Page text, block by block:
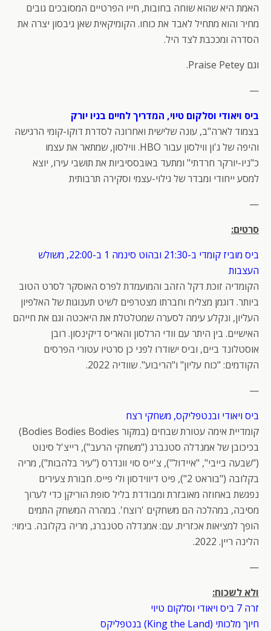
האמת היא שהוא שוחה בחובות, חייו הפרטיים המסובכים גובים
מחיר והוא מתחיל לאבד את כוחו. הקומיקאית שאן גיבסון יצרה את
הסדרה ומככבת לצד היל.
וגם Praise Petey.
—
ביס ויאודי וסלקום טיוי, המדריך לחיים בניו יורק
בצמוד לארה"ב, עונה שלישית ואחרונה לסדרת דוקו-קומי הרגישה
והיפה של ג'ון ווילסון עבור HBO. ווילסון, שמתאר את עצמו
כ"ניו-יורקר חרדתי" ומתעד באובססיביות את תושבי עירו, יוצא
למסע ייחודי ומבדר של גילוי-עצמי וסקירה תרבותית
—
סרטים:
ביס מוביז קומדי ב-21:30 ובהוט סינמה 1 ב-22:00, משולש
העצבות
הקומדיה זוכת דקל הזהב והמועמדת לפרס האוסקר לסרט הטוב
ביותר. דוגמן מצליח וחברתו מצטרפים לשיט תענוגות של האלפיון
העליון, ונקלע עימה לסערה שמטלטלת את היאכטה וגם את חייהם
האישיים. בין היתר עם וודי הרלסון והאריס דיקינסון. רובן
אוסטלונד ביים, וביס ישודרו לפני כן סרטיו עטורי הפרסים
הקודמים: "כוח עליון" ו"הריבוע". שוודיה 2022.
—
ביס ויאודי ובנטפליקס, משחקי רצח
קומדיית אימה עטורת שבחים (במקור Bodies Bodies Bodies)
בכיכובן של אמנדלה סטנברג ("משחקי הרעב"), רייצ'ל סינוט
("שבעה בייבי", "איידול"), צ'ייס סוי וונדרס ("עיר בלהבות"), מריה
בקלובה ("בוראט 2"), פיט דיווידסון ולי פייס. חבורת צעירים
נפגשת באחוזה מאובזרת ומבודדת בליל סופת הוריקן כדי לערוך
מסיבה, במהלכה הם משחקים 'רוצח'. במהרה המשחק התמים
הופך למציאות אכזרית. עם: אמנדלה סטנברג, מריה בקלובה. בימוי:
הלינה ריין. 2022.
—
ולא לשכוח:
זרה 7 ביס ויאודי וסלקום טיוי
חיוך מלכותי (King the Land) בנטפליקס